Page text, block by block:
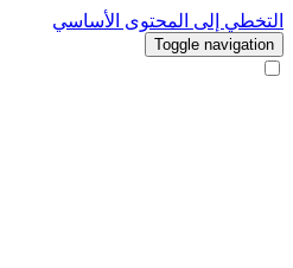
التخطي إلى المحتوى الأساسي
Toggle navigation